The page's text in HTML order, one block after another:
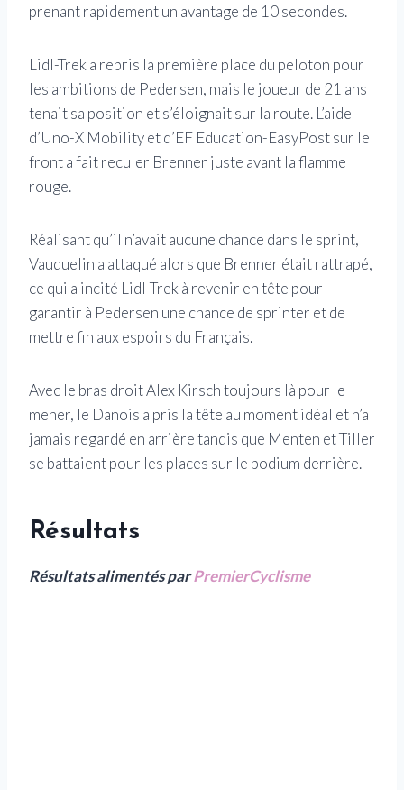
prenant rapidement un avantage de 10 secondes.
Lidl-Trek a repris la première place du peloton pour
les ambitions de Pedersen, mais le joueur de 21 ans
tenait sa position et s’éloignait sur la route. L’aide
d’Uno-X Mobility et d’EF Education-EasyPost sur le
front a fait reculer Brenner juste avant la flamme
rouge.
Réalisant qu’il n’avait aucune chance dans le sprint,
Vauquelin a attaqué alors que Brenner était rattrapé,
ce qui a incité Lidl-Trek à revenir en tête pour
garantir à Pedersen une chance de sprinter et de
mettre fin aux espoirs du Français.
Avec le bras droit Alex Kirsch toujours là pour le
mener, le Danois a pris la tête au moment idéal et n’a
jamais regardé en arrière tandis que Menten et Tiller
se battaient pour les places sur le podium derrière.
Résultats
Résultats alimentés parPremierCyclisme